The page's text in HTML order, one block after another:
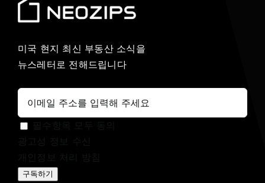
미국 현지 최신 부동산 소식을
뉴스레터로 전해드립니다
구독하기